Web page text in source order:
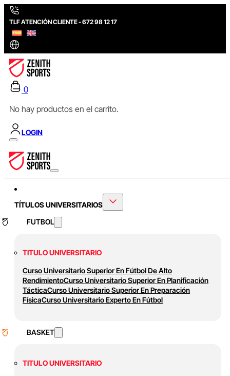
TLF ATENCIÓN CLIENTE - 672 98 12 17
0
No hay productos en el carrito.
LOGIN
TÍTULOS UNIVERSITARIOS
FUTBOL
TITULO UNIVERSITARIO
Curso Universitario Superior En Fútbol De Alto
RendimientoCurso Universitario Superior En Planificación
TácticaCurso Universitario Superior En Preparación
FísicaCurso Universitario Experto En Fútbol
BASKET
TITULO UNIVERSITARIO